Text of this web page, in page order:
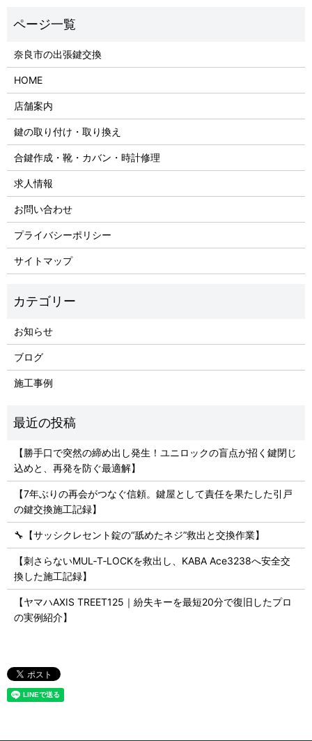
奈良市の出張鍵交換
HOME
店舗案内
鍵の取り付け・取り換え
合鍵作成・靴・カバン・時計修理
求人情報
お問い合わせ
プライバシーポリシー
サイトマップ
お知らせ
ブログ
施工事例
【勝手口で突然の締め出し発生！ユニロックの盲点が招く鍵閉じ
込めと、再発を防ぐ最適解】
【7年ぶりの再会がつなぐ信頼。鍵屋として責任を果たした引戸
の鍵交換施工記録】
🔧【サッシクレセント錠の“舐めたネジ”救出と交換作業】
【刺さらないMUL‑T‑LOCKを救出し、KABA Ace3238へ安全交
換した施工記録】
【ヤマハAXIS TREET125｜紛失キーを最短20分で復旧したプロ
の実例紹介】